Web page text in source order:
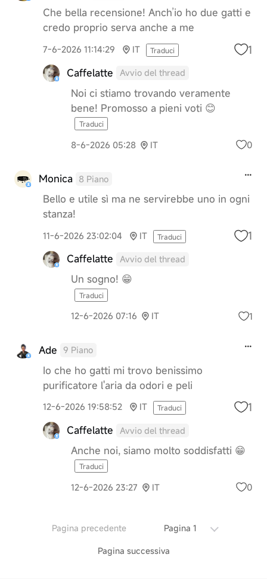
Che bella recensione! Anch’io ho due gatti e
credo proprio serva anche a me
7-6-2026 11:14:29 IT Traduci 1
Caffelatte Avvio del thread
Noi ci stiamo trovando veramente
bene! Promosso a pieni voti 😊
Traduci
8-6-2026 05:28 IT 0
Monica 8 Piano
Bello e utile sì ma ne servirebbe uno in ogni
stanza!
11-6-2026 23:02:04 IT Traduci 1
Caffelatte Avvio del thread
Un sogno! 😁
Traduci
12-6-2026 07:16 IT 1
Ade 9 Piano
Io che ho gatti mi trovo benissimo
purificatore l'aria da odori e peli
12-6-2026 19:58:52 IT Traduci 1
Caffelatte Avvio del thread
Anche noi, siamo molto soddisfatti 😁
Traduci
12-6-2026 23:27 IT 0
Pagina precedente Pagina 1
Pagina successiva